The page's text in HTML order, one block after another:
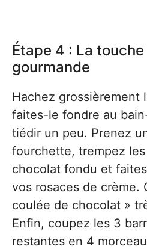
Étape 4 : La
gourmande
Hachez grossièrement
faites-le fondre au
tiédir un peu. Prenez
fourchette, trempez
chocolat fondu et
vos rosaces de crème.
coulée de chocolat »
Enfin, coupez les 3
restantes en 4